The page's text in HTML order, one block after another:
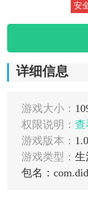
安
详细信息
游戏大小：
权限说明： 查
游戏版本：
游戏类型： 生
包名：